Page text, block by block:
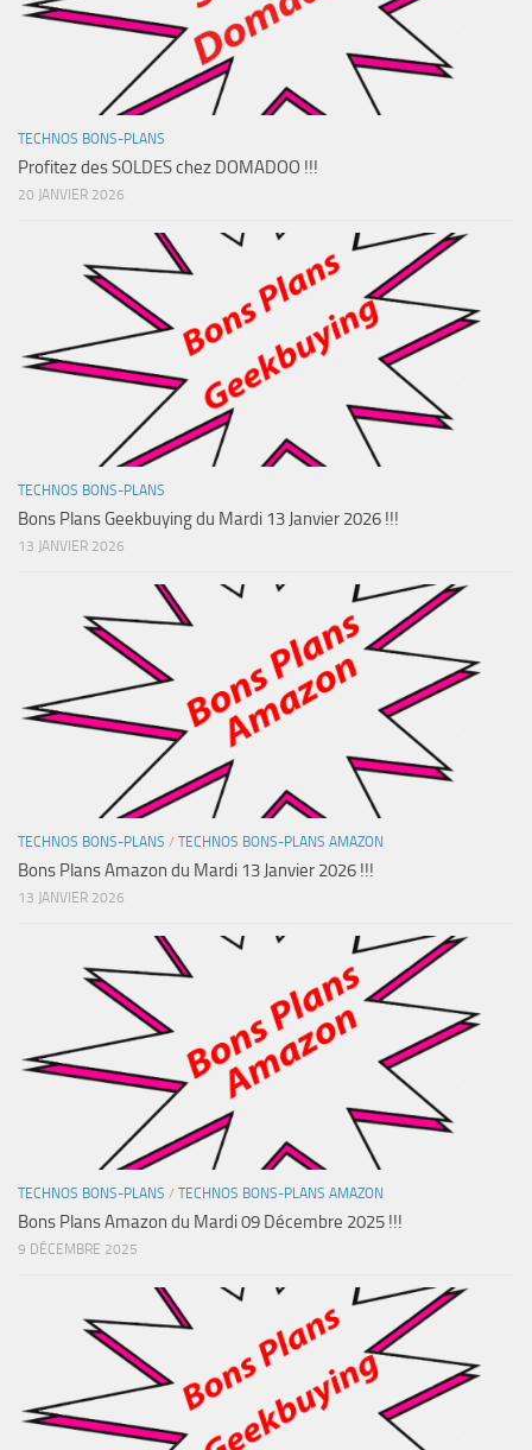
TECHNOS BONS-PLANS
Profitez des SOLDES chez DOMADOO !!!
20 JANVIER 2026
TECHNOS BONS-PLANS
Bons Plans Geekbuying du Mardi 13 Janvier 2026 !!!
13 JANVIER 2026
TECHNOS BONS-PLANS / TECHNOS BONS-PLANS AMAZON
Bons Plans Amazon du Mardi 13 Janvier 2026 !!!
13 JANVIER 2026
TECHNOS BONS-PLANS / TECHNOS BONS-PLANS AMAZON
Bons Plans Amazon du Mardi 09 Décembre 2025 !!!
9 DÉCEMBRE 2025